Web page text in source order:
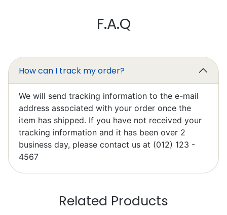
F.A.Q
How can I track my order?
We will send tracking information to the e-mail
address associated with your order once the
item has shipped. If you have not received your
tracking information and it has been over 2
business day, please contact us at (012) 123 -
4567
Related Products
Excellent
Elzbieta Pilarski